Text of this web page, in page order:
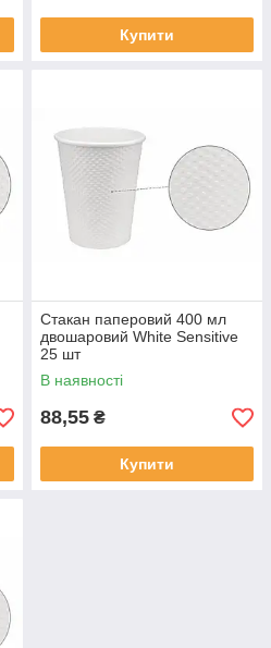
Купити
Стакан паперовий 400 мл
двошаровий White Sensitive
25 шт
В наявності
88,55 ₴
Купити